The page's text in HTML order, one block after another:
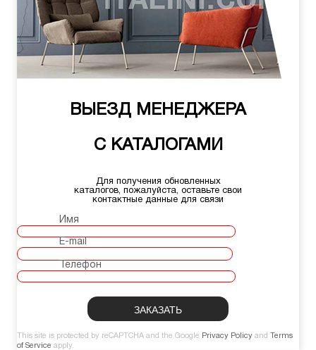
ВЫЕЗД МЕНЕДЖЕРА
С КАТАЛОГАМИ
Для получения обновленных
каталогов, пожалуйста, оставьте свои
контактные данные для связи
Имя
E-mail
Телефон
This site is protected by reCAPTCHA and the Google Privacy Policy and
Terms
of Service apply.